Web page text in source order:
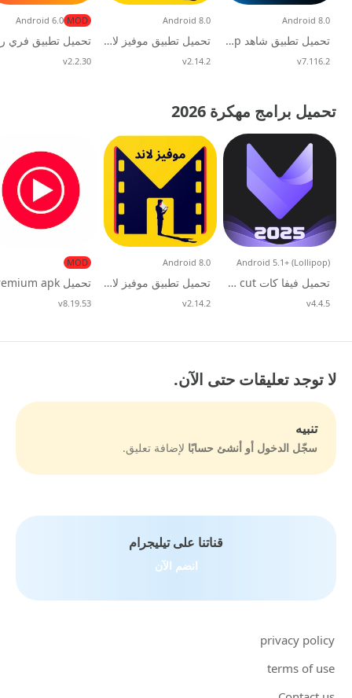
تحميل تطبيق شاهد Shahid Vip مهكر مجانا للاندرويد
Android 8.0
v7.116.2
تحميل تطبيق موفيز لاند الاصلي Movizland للاندرويد 2026
Android 8.0
v2.14.2
MOD
Android 6.0
v2.2.30
تحميل برامج مهكرة 2026
تحميل فيفا كات Viva cut مهكر 2026 للاندرويد
Android 5.1+ (Lollipop)
v4.4.5
تحميل تطبيق موفيز لاند الاصلي Movizland للاندرويد 2026
Android 8.0
v2.14.2
MOD
v8.19.53
لا توجد تعليقات حتى الآن.
تنبيه
سجّل الدخول أو أنشئ حسابًا لإضافة تعليق.
قناتنا على تيليجرام
انضم الآن
privacy policy
terms of use